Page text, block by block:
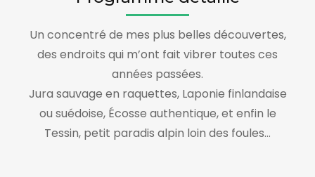
Un concentré de mes plus belles découvertes,
des endroits qui m’ont fait vibrer toutes ces
années passées.
Jura sauvage en raquettes, Laponie finlandaise
ou suédoise, Écosse authentique, et enfin le
Tessin, petit paradis alpin loin des foules…